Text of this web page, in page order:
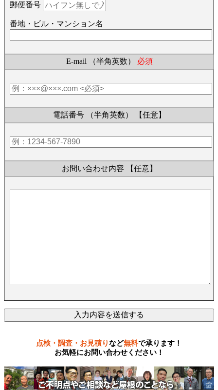
郵便番号
番地・ビル・マンション名
E-mail （半角英数） 必須
電話番号 （半角英数） 【任意】
お問い合わせ内容 【任意】
点検・調査・お見積りなど無料で承ります！
お気軽にお問い合わせください！